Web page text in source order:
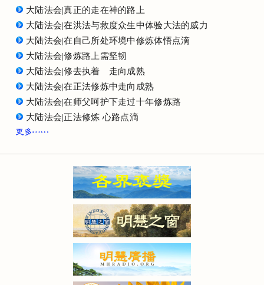
大陆法会|真正的走在神的路上
大陆法会|在洪法与救度众生中体验大法的威力
大陆法会|在自己所处环境中修炼体悟点滴
大陆法会|修炼路上需坚韧
大陆法会|修去执着 走向成熟
大陆法会|在正法修炼中走向成熟
大陆法会|在师父呵护下走过十年修炼路
大陆法会|正法修炼 心路点滴